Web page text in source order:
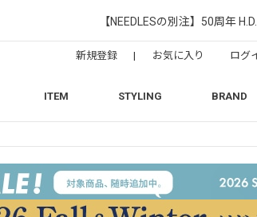
【NEEDLESの別注】50周年
ITEM STYLING BRAND
新規登録 | お気に入り ログ